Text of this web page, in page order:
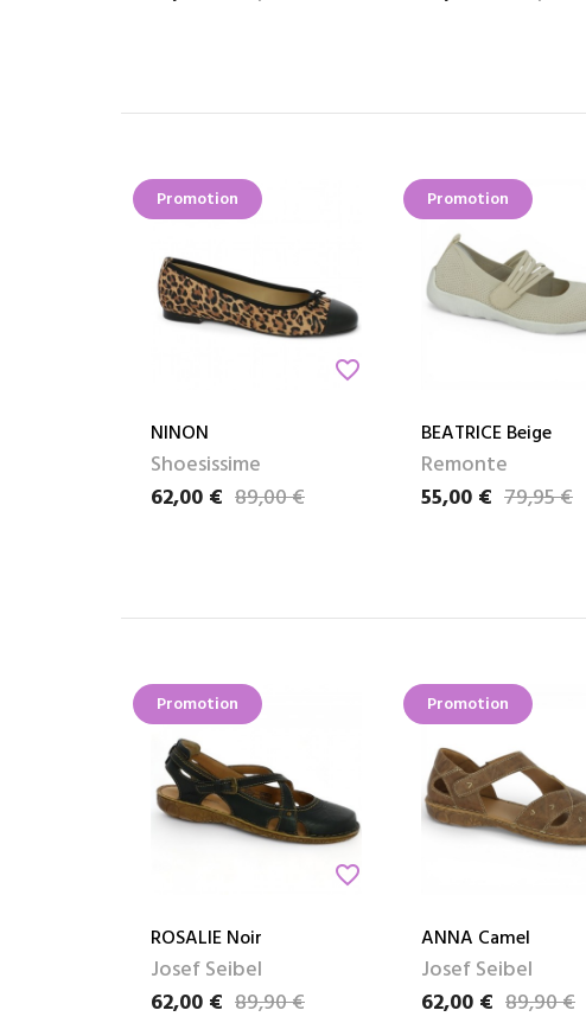
Promotion
favorite_border
NINON
Shoesissime
Prix
62,00 €
Prix de base89,00 €
Promotion
BEATRICE Beige
Remonte
Prix
55,00 €
Prix de base79,95 €
Promotion
favorite_border
ROSALIE Noir
Josef Seibel
Prix
62,00 €
Prix de base89,90 €
Promotion
ANNA Camel
Josef Seibel
Prix
62,00 €
Prix de base89,90 €